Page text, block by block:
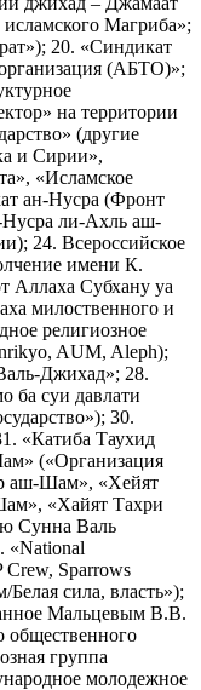
Магриба»;
20. «Синдикат
(АБТО)»;
на территории
(другие
и Сирии»,
«Исламское
ан-Нусра (Фронт
Нусра ли-Ахль аш-
24. Всероссийское
имени К.
Аллаха Субхану уа
милоственного и
религиозное
AUM, Aleph);
Джихад»; 28.
ба суи давлати
30.
«Катиба Таухид
(«Организация
аш-Шам», «Хейят
«Хайят Тахри
Сунна Валь
«National
Crew, Sparrows
сила, власть»);
Мальцевым В.В.
общественного
группа
молодежное